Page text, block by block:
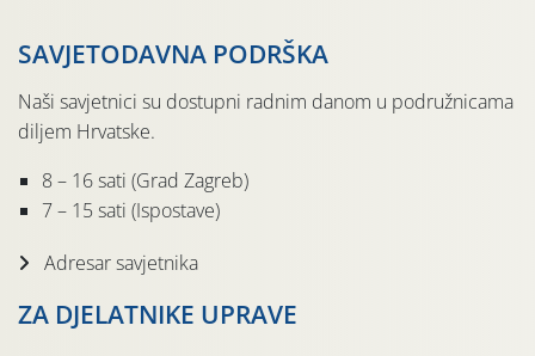
SAVJETODAVNA PODRŠKA
Naši savjetnici su dostupni radnim danom u podružnicama
diljem Hrvatske.
8 – 16 sati (Grad Zagreb)
7 – 15 sati (Ispostave)
Adresar savjetnika
ZA DJELATNIKE UPRAVE